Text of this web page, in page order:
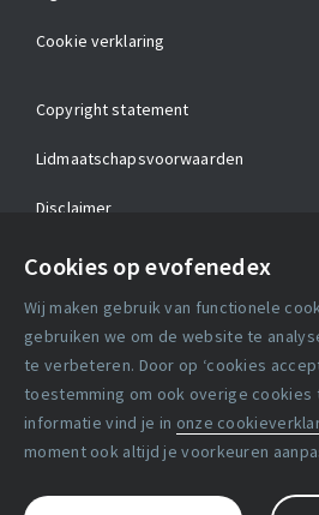
Cookies op evofenedex
Wij maken gebruik van functionele
gebruiken we om de website te
te verbeteren. Door op ‘cookies
toestemming om ook overige cookies
informatie vind je in onze
moment ook altijd je voorkeuren
Cookie verklaring
Copyright statement
Lidmaatschapsvoorwaarden
Disclaimer
Privacy verklaring
Facebook
X